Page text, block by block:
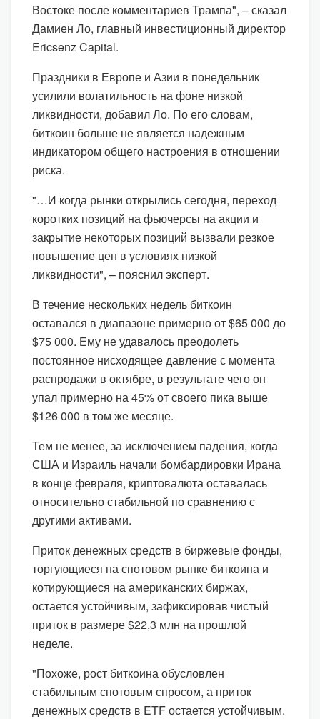
Востоке после комментариев Трампа", – сказал
Дамиен Ло, главный инвестиционный директор
Ericsenz Capital.
Праздники в Европе и Азии в понедельник
усилили волатильность на фоне низкой
ликвидности, добавил Ло. По его словам,
биткоин больше не является надежным
индикатором общего настроения в отношении
риска.
"…И когда рынки открылись сегодня, переход
коротких позиций на фьючерсы на акции и
закрытие некоторых позиций вызвали резкое
повышение цен в условиях низкой
ликвидности", – пояснил эксперт.
В течение нескольких недель биткоин
оставался в диапазоне примерно от $65 000 до
$75 000. Ему не удавалось преодолеть
постоянное нисходящее давление с момента
распродажи в октябре, в результате чего он
упал примерно на 45% от своего пика выше
$126 000 в том же месяце.
Тем не менее, за исключением падения, когда
США и Израиль начали бомбардировки Ирана
в конце февраля, криптовалюта оставалась
относительно стабильной по сравнению с
другими активами.
Приток денежных средств в биржевые фонды,
торгующиеся на спотовом рынке биткоина и
котирующиеся на американских биржах,
остается устойчивым, зафиксировав чистый
приток в размере $22,3 млн на прошлой
неделе.
"Похоже, рост биткоина обусловлен
стабильным спотовым спросом, а приток
денежных средств в ETF остается устойчивым.